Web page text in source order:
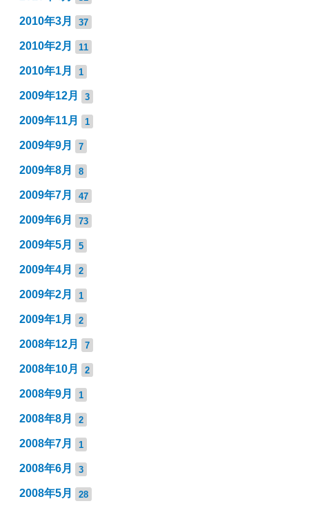
2010年3月 37
2010年2月 11
2010年1月 1
2009年12月 3
2009年11月 1
2009年9月 7
2009年8月 8
2009年7月 47
2009年6月 73
2009年5月 5
2009年4月 2
2009年2月 1
2009年1月 2
2008年12月 7
2008年10月 2
2008年9月 1
2008年8月 2
2008年7月 1
2008年6月 3
2008年5月 28